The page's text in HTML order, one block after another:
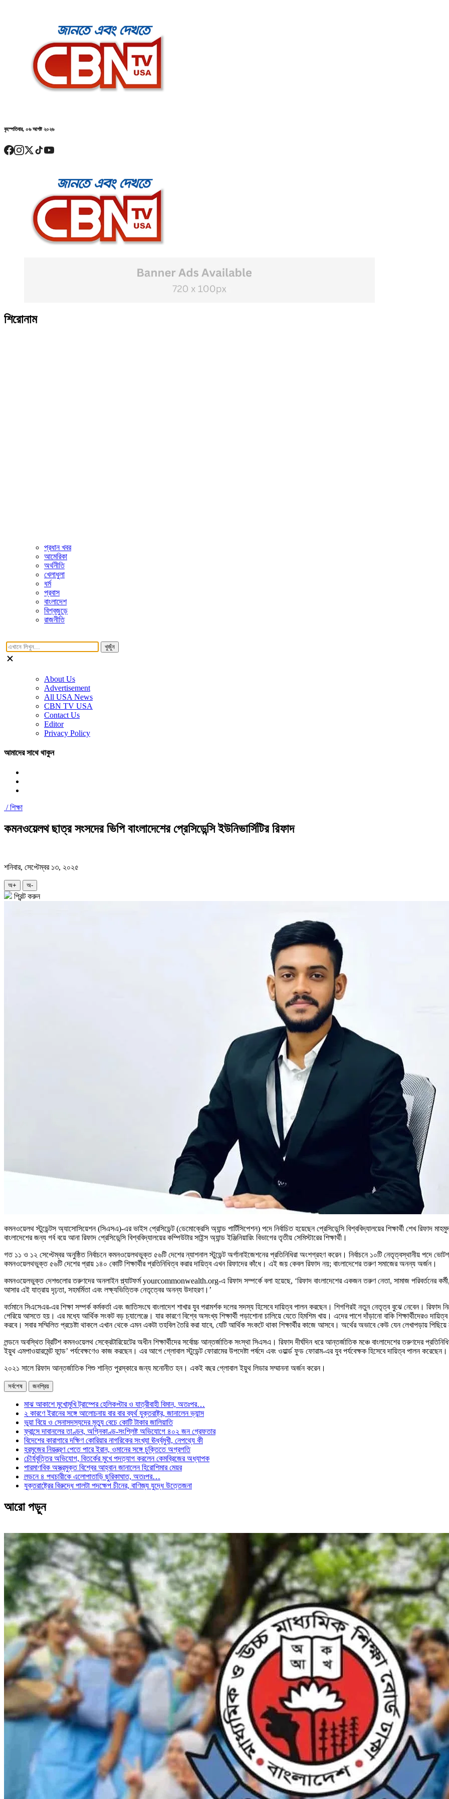
বৃহস্পতিবার, ০৬ আগষ্ট ২০২৬
শিরোনাম
প্রধান খবর
আমেরিকা
অর্থনীতি
খেলাধুলা
ধর্ম
প্রবাস
বাংলাদেশ
বিশ্বজুড়ে
রাজনীতি
খুজুঁন
About Us
Advertisement
All USA News
CBN TV USA
Contact Us
Editor
Privacy Policy
আমাদের সাথে থাকুন
/শিক্ষা
কমনওয়েলথ ছাত্র সংসদের ভিপি বাংলাদেশের প্রেসিডেন্সি ইউনিভার্সিটির রিফাদ
শনিবার, সেপ্টেম্বর ১৩, ২০২৫
অ+ অ-
প্রিন্ট করুন
কমনওয়েলথ স্টুডেন্টস অ্যাসোসিয়েশন (সিএসএ)-এর ভাইস প্রেসিডেন্ট (ডেমোক্রেসি অ্যান্ড পার্টিসিপেশন) পদে নির্বাচিত হয়েছেন প্রেসিডেন্সি বিশ্ববিদ্যালয়ের শিক্ষার্থী শেখ রিফাদ
বাংলাদেশের জন্য গর্ব বয়ে আনা রিফাদ প্রেসিডেন্সি বিশ্ববিদ্যালয়ের কম্পিউটার সাইন্স অ্যান্ড ইঞ্জিনিয়ারিং বিভাগের তৃতীয় সেমিস্টারের শিক্ষার্থী।
গত ১১ ও ১২ সেপ্টেম্বর অনুষ্ঠিত নির্বাচনে কমনওয়েলথভুক্ত ৫৬টি দেশের ন্যাশনাল স্টুডেন্ট অর্গানাইজেশনের প্রতিনিধিরা অংশগ্রহণ করেন। নির্বাচনে ১০টি নেতৃত্বস্থানীয় পদে
কমনওয়েলথভুক্ত ৫৬টি দেশের প্রায় ১৪০ কোটি শিক্ষার্থীর প্রতিনিধিত্ব করার দায়িত্ব এখন রিফাদের কাঁধে। এই জয় কেবল রিফাদ নয়; বাংলাদেশের তরুণ সমাজের অনন্য অর্জন।
কমনওয়েলভুক্ত দেশগুলোর তরুণদের অনলাইন প্ল্যাটফর্ম yourcommonwealth.org-এ রিফাদ সম্পর্কে বলা হয়েছে, ‌‘রিফাদ বাংলাদেশের একজন তরুণ নেতা, সামাজ পরিবর্তনের
আসার এই যাত্রায় দৃঢ়তা, সহমর্মিতা এবং লক্ষ্যভিত্তিক নেতৃত্বের অনন্য উদাহরণ।’
বর্তমানে সিএসেএর-এর শিক্ষা সম্পর্ক কর্মকর্তা এবং জাতিসংঘে বাংলাদেশ শাখার যুব পরামর্শক দলের সদস্য হিসেবে দায়িত্ব পালন করছেন। শিগগিরই নতুন নেতৃত্ব বুঝে নেবেন। রিফাদ
পেরিয়ে আসতে হয়। এর মধ্যে আর্থিক সংকট বড় চ্যালেঞ্জে। যার কারণে বিশ্বে অসংখ্য শিক্ষার্থী পড়াশোনা চালিয়ে যেতে হিমশিম খায়। এদের পাশে দাঁড়ানো বাকি শিক্ষার্থীদেরও
করবে। সবার সম্মিলিত প্রচেষ্টা থাকলে এখান থেকে এমন একটা তহবিল তৈরি করা যাবে, যেটি আর্থিক সংকটে থাকা শিক্ষার্থীর কাজে আসবে। অর্থের অভাবে কেউ যেন লেখাপড়ায় পিছিয়ে
লন্ডনে অবস্থিত ব্রিটিশ কমনওয়েলথ সেক্রেটারিয়েটের অধীন শিক্ষার্থীদের সর্বোচ্চ আন্তর্জাতিক সংস্থা সিএসএ। রিফাদ দীর্ঘদিন ধরে আন্তর্জাতিক মঞ্চে বাংলাদেশের তরুণদের
ইয়ুথ এমপাওয়ারমেন্ট ফান্ড’ পর্যবেক্ষণেও কাজ করছেন। এর আগে গ্লোবাল স্টুডেন্ট ফোরামের উপদেষ্টা পর্ষদে এবং ওয়ার্ল্ড ফুড ফোরাম-এর যুব পর্যবেক্ষক হিসেবে দায়িত্ব পালন করেছেন।
২০২১ সালে রিফাদ আন্তর্জাতিক শিশু শান্তি পুরস্কারে জন্য মনোনীত হন। একই বছর গ্লোবাল ইয়ুথ লিডার সম্মাননা অর্জন করেন।
সর্বশেষ জনপ্রিয়
মাঝ আকাশে মুখোমুখি ট্রাম্পের হেলিকপ্টার ও যাত্রীবাহী বিমান, অতঃপর…
২ কারণে ইরানের সঙ্গে আলোচনায় বার বার ব্যর্থ যুক্তরাষ্ট্র, জানালেন ভ্যান্স
ভুয়া বিয়ে ও সেনাসদস্যদের মৃত্যু বেচে কোটি টাকার জালিয়াতি
ফ্রান্সে দাবানলের তাণ্ডব, অগ্নিকাণ্ড-সংশ্লিষ্ট অভিযোগে ৪০২ জন গ্রেফতার
বিদেশের কারাগারে দক্ষিণ কোরিয়ার নাগরিকের সংখ্যা ঊর্ধ্বমুখী, নেপথ্যে কী
হরমুজের নিয়ন্ত্রণ পেতে পারে ইরান, ওমানের সঙ্গে চুক্তিতে অগ্রগতি
চৌর্যবৃত্তির অভিযোগ, বিতর্কের মুখে পদত্যাগ করলেন কেমব্রিজের অধ্যাপক
পারমাণবিক অস্ত্রমুক্ত বিশ্বের আহ্বান জানালেন হিরোশিমার মেয়র
লন্ডনে ৪ পথচারীকে এলোপাতাড়ি ছুরিকাঘাত, অতঃপর…
যুক্তরাষ্ট্রের বিরুদ্ধে পালটা পদক্ষেপ চীনের, বাণিজ্য যুদ্ধে ‍উত্তেজনা
আরো পড়ুন